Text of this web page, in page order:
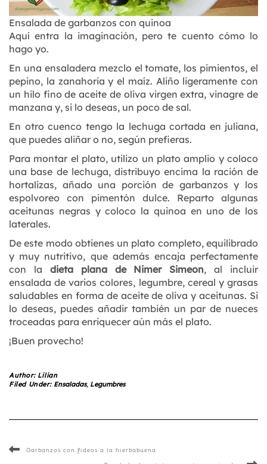
Ensalada de garbanzos con quinoa
Aquí entra la imaginación, pero te cuento cómo lo
hago yo.
En una ensaladera mezclo el tomate, los pimientos, el
pepino, la zanahoria y el maíz. Aliño ligeramente con
un hilo fino de aceite de oliva virgen extra, vinagre de
manzana y, si lo deseas, un poco de sal.
En otro cuenco tengo la lechuga cortada en juliana,
que puedes aliñar o no, según prefieras.
Para montar el plato, utilizo un plato amplio y coloco
una base de lechuga, distribuyo encima la ración de
hortalizas, añado una porción de garbanzos y los
espolvoreo con pimentón dulce. Reparto algunas
aceitunas negras y coloco la quinoa en uno de los
laterales.
De este modo obtienes un plato completo, equilibrado
y muy nutritivo, que además encaja perfectamente
con la dieta plana de Nimer Simeon, al incluir
ensalada de varios colores, legumbre, cereal y grasas
saludables en forma de aceite de oliva y aceitunas. Si
lo deseas, puedes añadir también un par de nueces
troceadas para enriquecer aún más el plato.
¡Buen provecho!
Author: Lilian
Filed Under: Ensaladas, Legumbres
Garbanzos con fideos a la hierbabuena